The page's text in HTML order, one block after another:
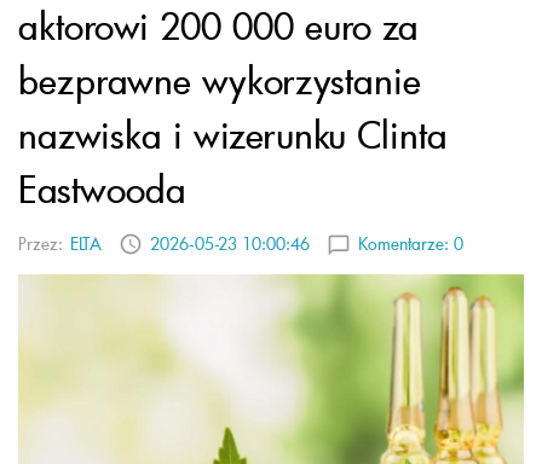
aktorowi 200 000 euro za
bezprawne wykorzystanie
nazwiska i wizerunku Clinta
Eastwooda
Przez: ELTA 2026-05-23 10:00:46 Komentarze: 0